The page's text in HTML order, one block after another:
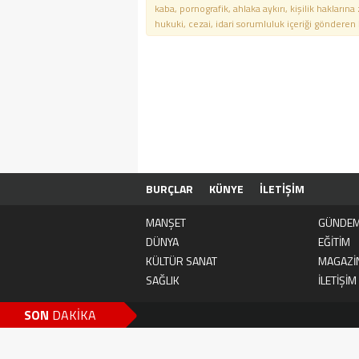
kaba, pornografik, ahlaka aykırı, kişilik
hukuki, cezai, idari sorumluluk içeriği gönderen
BURÇLAR KÜNYE
İLETİŞİM
MANŞET
DÜNYA
EĞİTİM
KÜLTÜR SANAT
SAĞLIK
İLETİŞİM
SON DAKİKA